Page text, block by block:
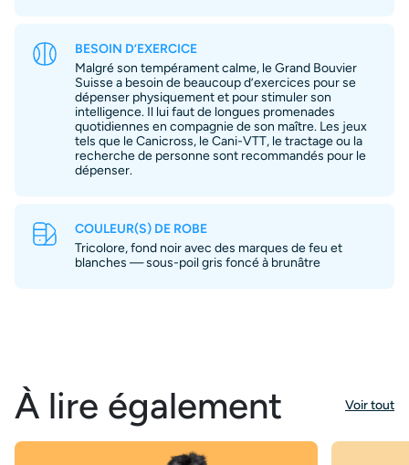
BESOIN D’EXERCICE
Malgré son tempérament calme, le Grand Bouvier
Suisse a besoin de beaucoup d’exercices pour se
dépenser physiquement et pour stimuler son
intelligence. Il lui faut de longues promenades
quotidiennes en compagnie de son maître. Les jeux
tels que le Canicross, le Cani-VTT, le tractage ou la
recherche de personne sont recommandés pour le
dépenser.
COULEUR(S) DE ROBE
Tricolore, fond noir avec des marques de feu et
blanches — sous-poil gris foncé à brunâtre
À lire également Voir tout